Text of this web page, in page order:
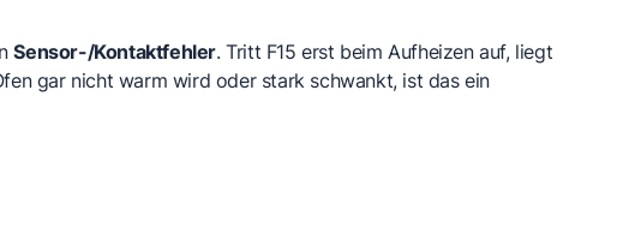
Sensor-/Kontaktfehler. Tritt F15 erst beim Aufheizen auf, liegt
gar nicht warm wird oder stark schwankt, ist das ein